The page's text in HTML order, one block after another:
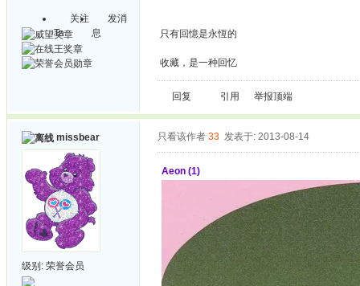
关注
Ta
发消
息
只有回憶是永恆的
收藏，是一种回忆
回复 引用 举报顶端
missbear
级别: 荣誉会员
只看该作者 33 发表于: 2013-08-14
Aeon (1)